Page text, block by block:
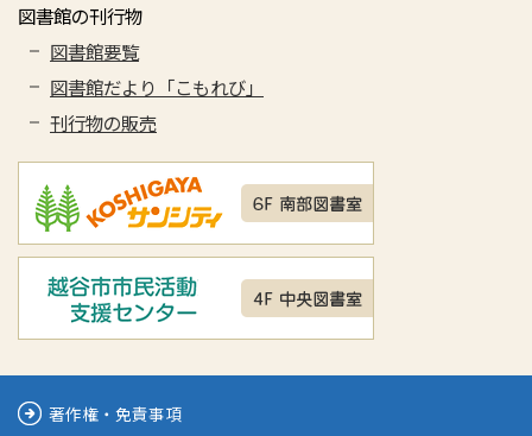
図書館の刊行物
図書館要覧
図書館だより「こもれび」
刊行物の販売
著作権・免責事項